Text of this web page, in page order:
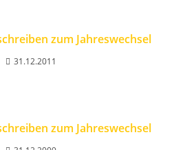
zum Jahreswechsel
31.12.2011
zum Jahreswechsel